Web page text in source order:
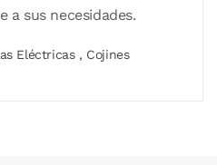
a sus necesidades.
Eléctricas, Cojines